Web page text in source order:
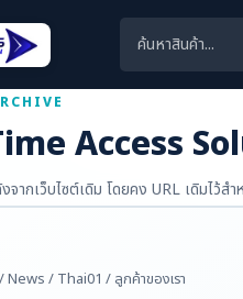
Access
ากเว็บไซต์เดิม โดยคง URL เดิมไว้สำ
/News / Thai01 / ลูกค้าของเรา